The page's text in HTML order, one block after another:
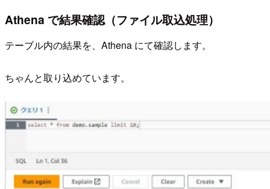
Athena で結果確認（ファイル取込処理）
テーブル内の結果を、Athena にて確認します。
ちゃんと取り込めています。